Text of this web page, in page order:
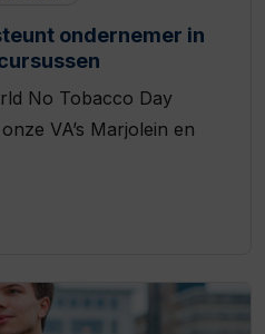
ondernemer in
No Tobacco Day
VA’s Marjolein en